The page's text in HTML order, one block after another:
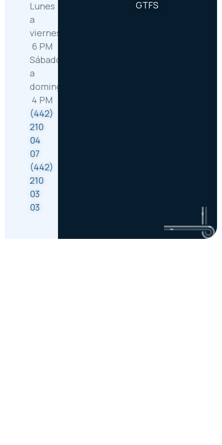
Lunes
a
viernes: 6:30 AM –
6 PM
Sábado
a
domingo: 8 AM –
4 PM
(442)
210
04
07
(442)
210
03
03
GTFS